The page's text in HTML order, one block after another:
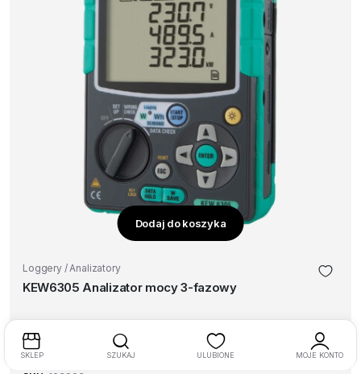
Dodaj do koszyka
Loggery / Analizatory
KEW6305 Analizator mocy 3-fazowy
5 290,00
(6 506,70 brutto)
SKLEP SZUKAJ ULUBIONE MOJE KONTO